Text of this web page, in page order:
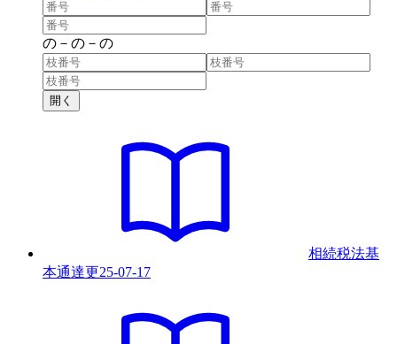
の － の － の
開く
相続税法基
本通達更25-07-17